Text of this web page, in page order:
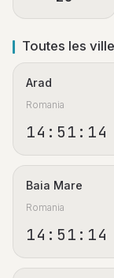
Toutes les
Arad
Romania
14:51:15
Baia Mare
Romania
14:51:15